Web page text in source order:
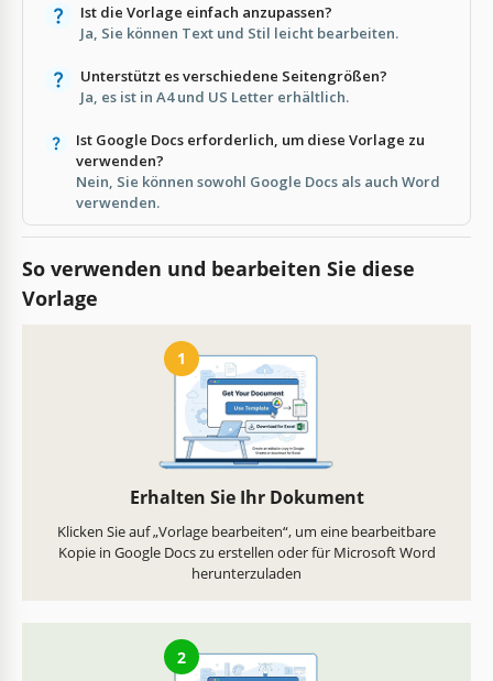
Ist die Vorlage einfach anzupassen?
Ja, Sie können Text und Stil leicht bearbeiten.
Unterstützt es verschiedene Seitengrößen?
Ja, es ist in A4 und US Letter erhältlich.
Ist Google Docs erforderlich, um diese Vorlage zu
verwenden?
Nein, Sie können sowohl Google Docs als auch Word
verwenden.
So verwenden und bearbeiten Sie diese
Vorlage
1
Erhalten Sie Ihr Dokument
Klicken Sie auf „Vorlage bearbeiten“, um eine bearbeitbare
Kopie in Google Docs zu erstellen oder für Microsoft Word
herunterzuladen
2